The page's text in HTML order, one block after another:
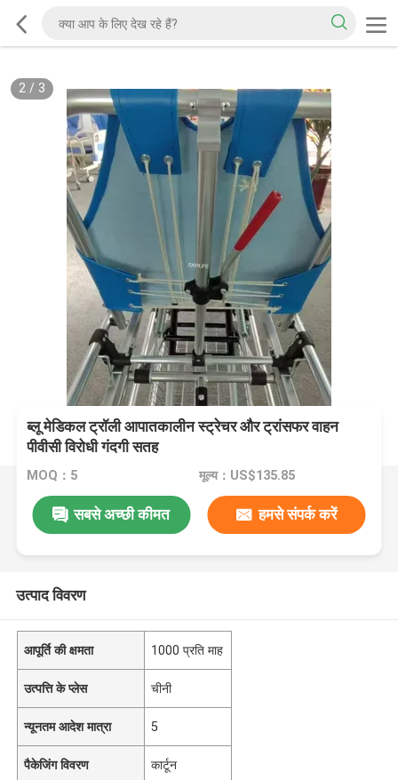
2/ 3
ब्लू मेडिकल ट्रॉली आपातकालीन स्ट्रेचर और ट्रांसफर वाहन
पीवीसी विरोधी गंदगी सतह
MOQ：5 मूल्य：US$135.85
सबसे अच्छी कीमत हमसे संपर्क करें
उत्पाद विवरण
आपूर्ति की क्षमता 1000 प्रति माह
उत्पत्ति के प्लेस चीनी
न्यूनतम आदेश मात्रा 5
पैकेजिंग विवरण कार्टून